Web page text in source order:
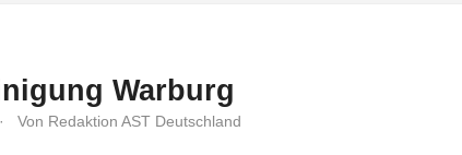
Warburg
· Von Redaktion AST Deutschland